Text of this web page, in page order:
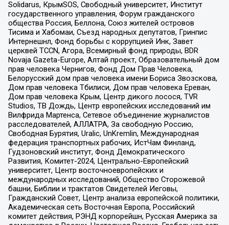
Solidarus, КрымSOS, Свободный университет, Институт
государственного управления, Форум гражданского
общества Россия, Беллона, Союз жителей островов
Тисима и Хабомаи, Съезд народных депутатов, Гринпис
Интернешнл, Фонд борьбы с коррупцией Инк, Завет
церквей TCCN, Агора, Всемирный фонд природы, BDR
Novaja Gazeta-Europe, Алтай проект, Образовательный дом
прав человека Чернигов, Фонд Дом Прав Человека,
Белорусский дом прав человека имени Бориса Звозскова,
Дом прав человека Тбилиси, Дом прав человека Ереван,
Дом прав человека Крым, Центр дикого лосося, TVR
Studios, ТВ Дождь, Центр европейских исследований им
Вилфрида Мартенса, Сетевое объединение журналистов
расследователей, АЛЛАТРА, За свободную Россию,
Свободная Бурятия, Uralic, UnKremlin, Международная
федерация транспортных рабочих, ИстЧам Финланд,
Гудзоновский институт, Фонд Демократического
Развития, Комитет-2024, Центрально-Европейский
университет, Центр восточноевропейских и
международных исследований, Общество Сторожевой
башни, Библии и трактатов Свидетелей Иеговы,
Гражданский Совет, Центр анализа европейской политики,
Академическая сеть Восточная Европа, Российский
комитет действия, РЭНД корпорейшн, Русская Америка за